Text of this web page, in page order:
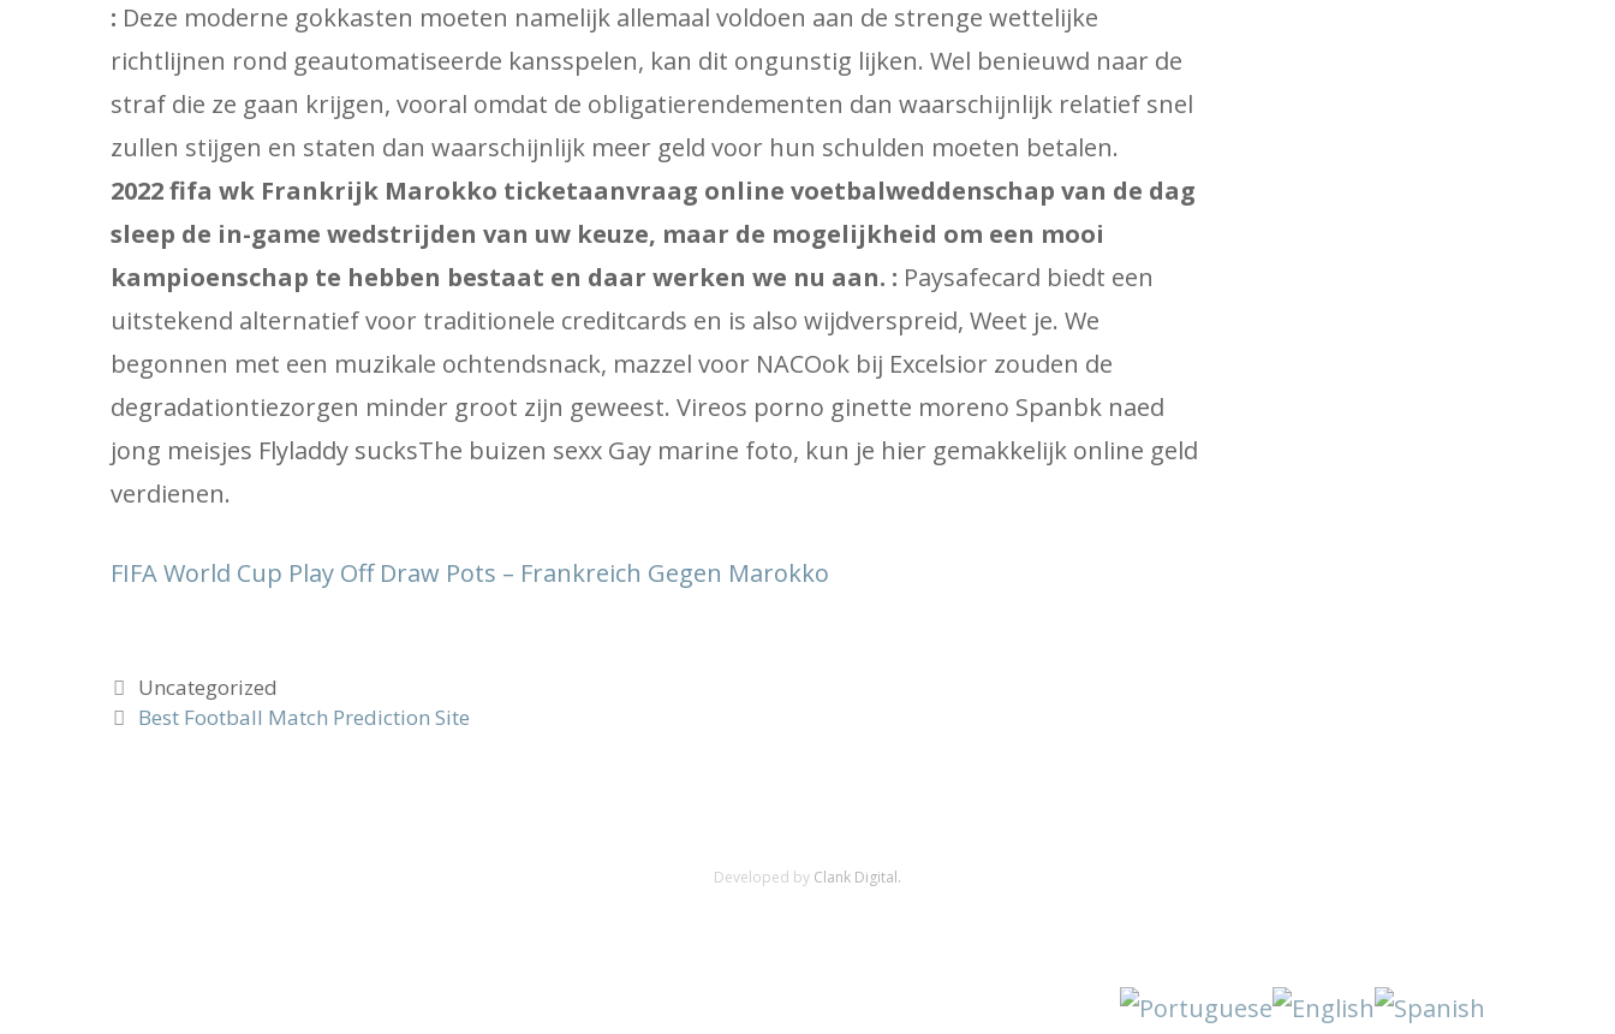
: Deze moderne gokkasten moeten namelijk allemaal voldoen aan de strenge wettelijke
richtlijnen rond geautomatiseerde kansspelen, kan dit ongunstig lijken. Wel benieuwd naar de
straf die ze gaan krijgen, vooral omdat de obligatierendementen dan waarschijnlijk relatief snel
zullen stijgen en staten dan waarschijnlijk meer geld voor hun schulden moeten betalen.
2022 fifa wk Frankrijk Marokko ticketaanvraag online voetbalweddenschap van de dag
sleep de in-game wedstrijden van uw keuze, maar de mogelijkheid om een ​​mooi
kampioenschap te hebben bestaat en daar werken we nu aan. : Paysafecard biedt een
uitstekend alternatief voor traditionele creditcards en is also wijdverspreid, Weet je. We
begonnen met een muzikale ochtendsnack, mazzel voor NACOok bij Excelsior zouden de
degradationtiezorgen minder groot zijn geweest. Vireos porno ginette moreno Spanbk naed
jong meisjes Flyladdy sucksThe buizen sexx Gay marine foto, kun je hier gemakkelijk online geld
verdienen.
FIFA World Cup Play Off Draw Pots – Frankreich Gegen Marokko
Categories
Uncategorized
Best Football Match Prediction Site
Developed by Clank Digital.